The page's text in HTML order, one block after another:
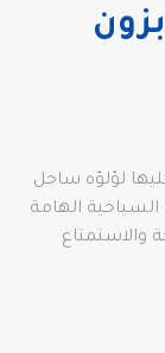
لؤلؤه ساحل
الهامة
والاستمتاع